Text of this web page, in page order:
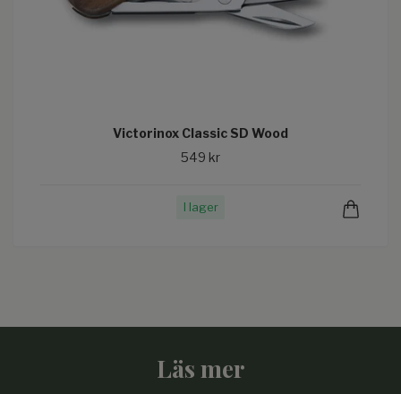
Victorinox Classic SD Wood
549 kr
I lager
Läs mer